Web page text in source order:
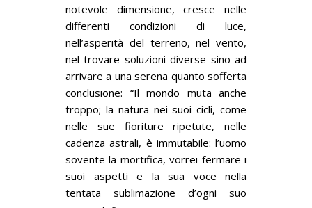
notevole dimensione, cresce nelle
differenti condizioni di luce,
nell’asperità del terreno, nel vento,
nel trovare soluzioni diverse sino ad
arrivare a una serena quanto sofferta
conclusione: “Il mondo muta anche
troppo; la natura nei suoi cicli, come
nelle sue fioriture ripetute, nelle
cadenza astrali, è immutabile: l’uomo
sovente la mortifica, vorrei fermare i
suoi aspetti e la sua voce nella
tentata sublimazione d’ogni suo